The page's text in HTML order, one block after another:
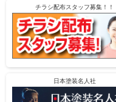
チラシ配布スタッフ募集！！
日本塗装名人社